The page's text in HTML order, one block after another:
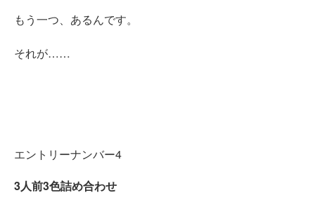
もう一つ、あるんです。
それが……
エントリーナンバー4
3人前3色詰め合わせ